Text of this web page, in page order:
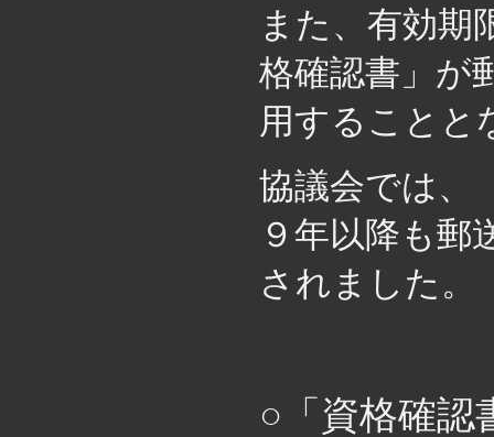
また、有効期
格確認書」が
用することと
協議会では、
９年以降も郵
されました。
○「資格確認